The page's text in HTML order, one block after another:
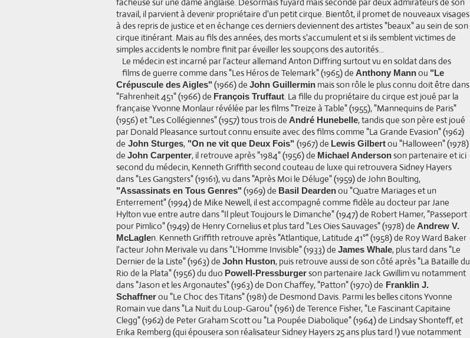
travail, il parvient à devenir propriétaire d'un petit cirque. Bientôt, il promet de nouveaux visages
à des repris de justice et en échange ces derniers deviennent des artistes "beaux" au sein de son
cirque itinérant. Mais au fils des années, des morts s'accumulent et si ils semblent victimes de
simples accidents le nombre finit par éveiller les soupçons des autorités...
Le médecin est incarné par l'acteur allemand Anton Diffring surtout vu en soldat dans des
films de guerre comme dans "Les Héros de Telemark" (1965) de Anthony Mannou "Le
Crépuscule des Aigles" (1966) de John Guillermin mais son rôle le plus connu doit être dans
"Fahrenheit 451" (1966) de François Truffaut. La fille du propriétaire du cirque est joué par la
française Yvonne Monlaur révélée par les films "Treize à Table" (1955), "Mannequins de Paris"
(1956) et "Les Collégiennes" (1957) tous trois de André Hunebelle, tandis que son père est joué
par Donald Pleasance surtout connu ensuite avec des films comme "La Grande Evasion" (1962)
de John Sturges, "On ne vit que Deux Fois" (1967) de Lewis Gilbertou "Halloween" (1978)
de John Carpenter, il retrouve après "1984" (1956) de Michael Andersonson partenaire et ici
second du médecin, Kenneth Griffith second couteau de luxe qui retrouvera Sidney Hayers
dans "Les Gangsters" (19161), vu dans "Après Moi le Déluge" (1959) de John Boulting,
"Assassinats en Tous Genres" (1969) de Basil Deardenou "Quatre Mariages et un
Enterrement" (1994) de Mike Newell, il est accompagné comme fidèle au docteur par Jane
Hylton vue entre autre dans "Il pleut Toujours le Dimanche" (1947) de Robert Hamer, "Passeport
pour Pimlico" (1949) de Henry Cornelius et plus tard "Les Oies Sauvages" (1978) de Andrew V.
McLaglen. Kenneth Griffith retrouve après "Atlantique, Latitude 41°" (1958) de Roy Ward Baker
l'acteur John Merivale vu dans "L'Homme Invisible" (1933) de James Whale, plus tard dans "Le
Dernier de la Liste" (1963) de John Huston, puis retrouve aussi de son côté après "La Bataille du
Rio de la Plata" (1956) du duo Powell-Pressburgerson partenaire Jack Gwillim vu notamment
dans "Jason et les Argonautes" (1963) de Don Chaffey, "Patton" (1970) de Franklin J.
Schaffnerou "Le Choc des Titans" (1981) de Desmond Davis. Parmi les belles citons Yvonne
Romain vue dans "La Nuit du Loup-Garou" (1961) de Terence Fisher, "Le Fascinant Capitaine
Clegg" (1962) de Peter Graham Scott ou "La Poupée Diabolique" (1964) de Lindsay Shonteff, et
Erika Remberg (qui épousera son réalisateur Sidney Hayers 25 ans plus tard !) vue notamment